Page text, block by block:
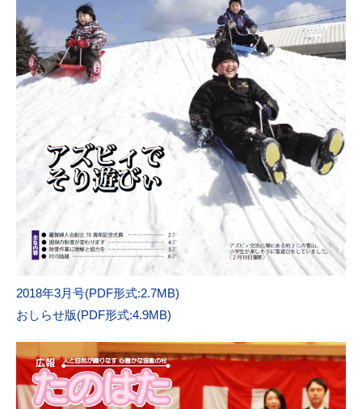
2018年3月号(PDF形式:2.7MB)
おしらせ版(PDF形式:4.9MB)